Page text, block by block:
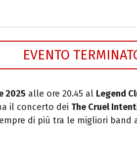
EVENTO
2025 alle ore 20.45 al Legend
il concerto dei The Cruel
di più tra le migliori band